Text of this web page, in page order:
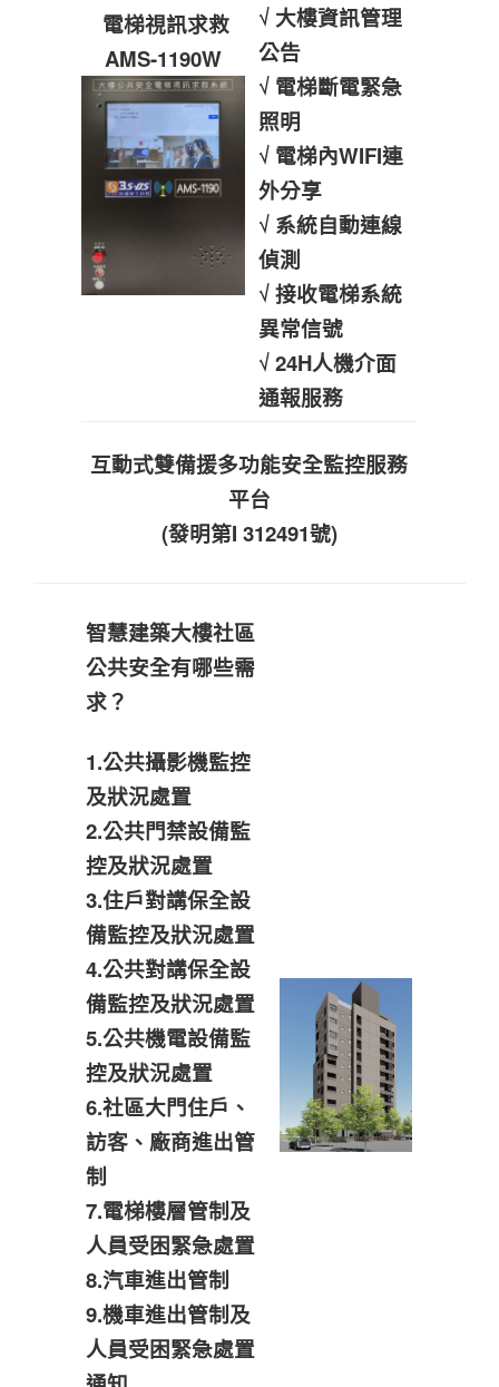
電梯視訊求救
AMS-1190W
√ 大樓資訊管理
公告
√ 電梯斷電緊急
照明
√ 電梯內WIFI連
外分享
√ 系統自動連線
偵測
√ 接收電梯系統
異常信號
√ 24H人機介面
通報服務
互動式雙備援多功能安全監控服務
平台
(發明第I 312491號)
智慧建築大樓社區
公共安全有哪些需
求？
1.公共攝影機監控
及狀況處置
2.公共門禁設備監
控及狀況處置
3.住戶對講保全設
備監控及狀況處置
4.公共對講保全設
備監控及狀況處置
5.公共機電設備監
控及狀況處置
6.社區大門住戶、
訪客、廠商進出管
制
7.電梯樓層管制及
人員受困緊急處置
8.汽車進出管制
9.機車進出管制及
人員受困緊急處置